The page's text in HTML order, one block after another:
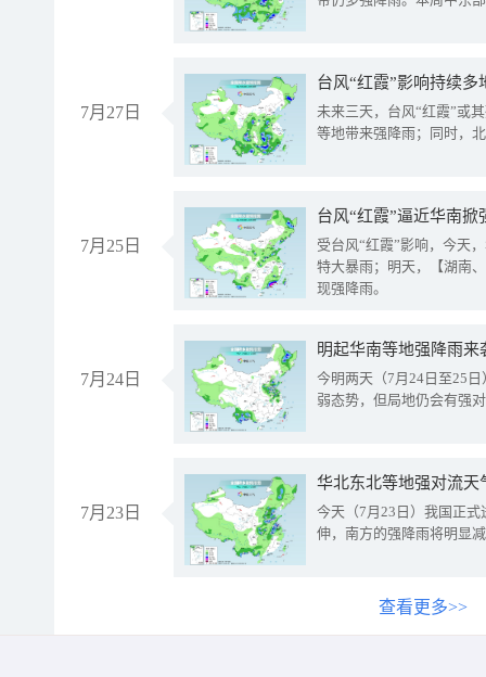
7月27日
台风“红霞”影响持续
未来三天，台风“红霞”或
等地带来强降雨；同时，
7月25日
台风“红霞”逼近华南
受台风“红霞”影响，今天
特大暴雨；明天，【湖南
现强降雨。
7月24日
明起华南等地强降雨
今明两天（7月24日至25
弱态势，但局地仍会有强
7月23日
华北东北等地强对流天
今天（7月23日）我国正
伸，南方的强降雨将明显
查看更多>>